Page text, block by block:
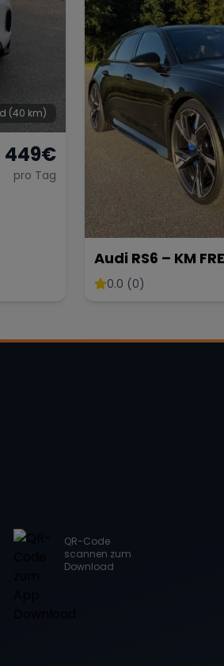
(40 km)
449€
pro Tag
Audi RS6 – KM
Kombi
0.0 (0)
QR-Code
scannen zum
Download